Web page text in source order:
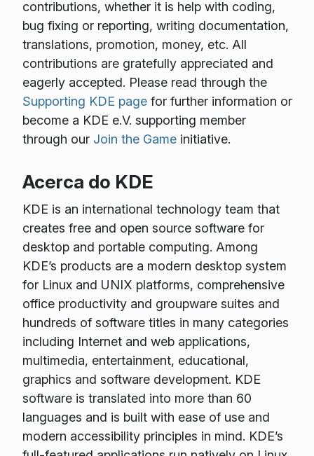
contributions, whether it is help with coding,
bug fixing or reporting, writing documentation,
translations, promotion, money, etc. All
contributions are gratefully appreciated and
eagerly accepted. Please read through the
Supporting KDE pagefor further information or
become a KDE e.V. supporting member
through our Join the Gameinitiative.
Acerca do KDE
KDE is an international technology team that
creates free and open source software for
desktop and portable computing. Among
KDE’s products are a modern desktop system
for Linux and UNIX platforms, comprehensive
office productivity and groupware suites and
hundreds of software titles in many categories
including Internet and web applications,
multimedia, entertainment, educational,
graphics and software development. KDE
software is translated into more than 60
languages and is built with ease of use and
modern accessibility principles in mind. KDE’s